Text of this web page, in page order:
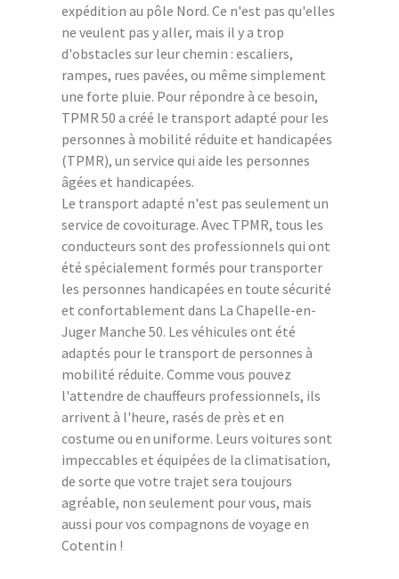
expédition au pôle Nord. Ce n'est pas qu'elles
ne veulent pas y aller, mais il y a trop
d'obstacles sur leur chemin : escaliers,
rampes, rues pavées, ou même simplement
une forte pluie. Pour répondre à ce besoin,
TPMR 50 a créé le transport adapté pour les
personnes à mobilité réduite et handicapées
(TPMR), un service qui aide les personnes
âgées et handicapées.
Le transport adapté n'est pas seulement un
service de covoiturage. Avec TPMR, tous les
conducteurs sont des professionnels qui ont
été spécialement formés pour transporter
les personnes handicapées en toute sécurité
et confortablement dans La Chapelle-en-
Juger Manche 50. Les véhicules ont été
adaptés pour le transport de personnes à
mobilité réduite. Comme vous pouvez
l'attendre de chauffeurs professionnels, ils
arrivent à l'heure, rasés de près et en
costume ou en uniforme. Leurs voitures sont
impeccables et équipées de la climatisation,
de sorte que votre trajet sera toujours
agréable, non seulement pour vous, mais
aussi pour vos compagnons de voyage en
Cotentin !